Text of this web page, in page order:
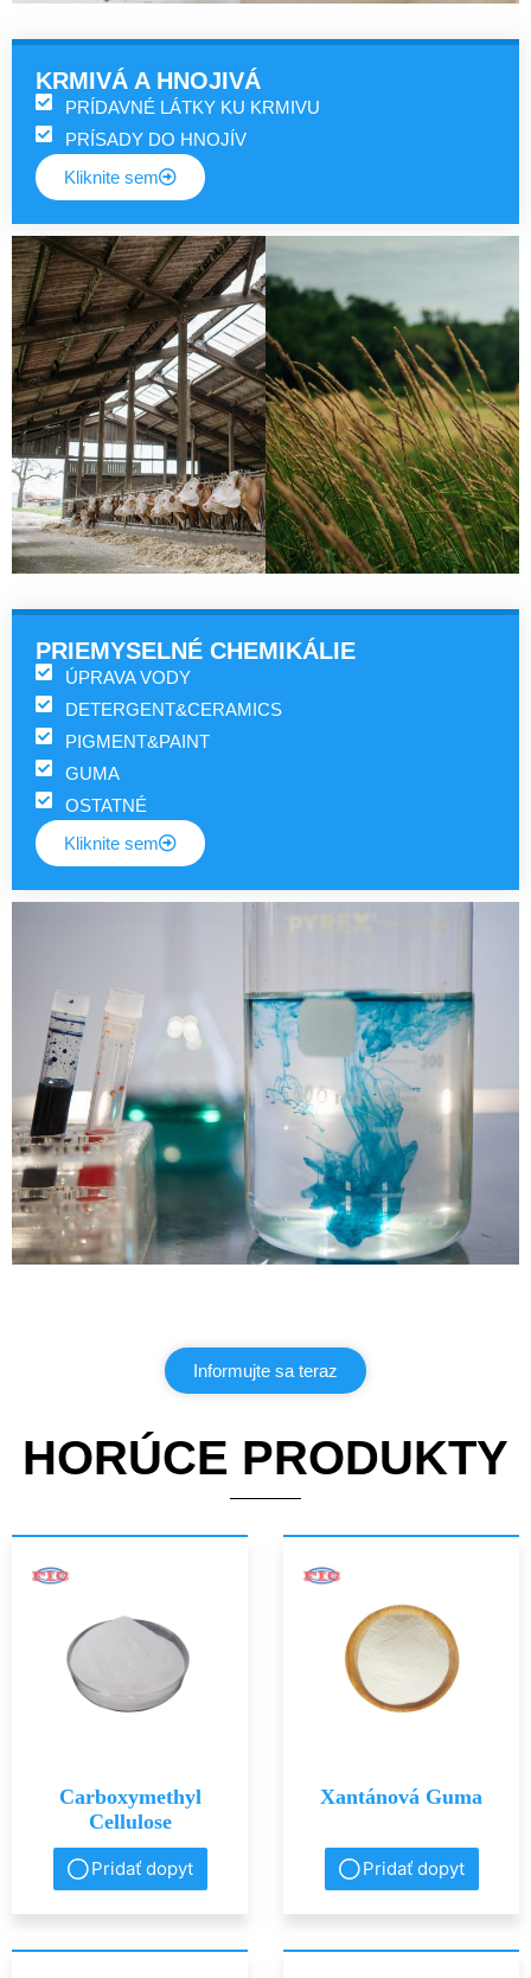
KRMIVÁ A HNOJIVÁ
PRÍDAVNÉ LÁTKY KU KRMIVU
PRÍSADY DO HNOJÍV
Kliknite sem
PRIEMYSELNÉ CHEMIKÁLIE
ÚPRAVA VODY
DETERGENT&CERAMICS
PIGMENT&PAINT
GUMA
OSTATNÉ
Kliknite sem
Informujte sa teraz
HORÚCE PRODUKTY
Carboxymethyl
Cellulose
Pridať dopyt
Xantánová Guma
Pridať dopyt